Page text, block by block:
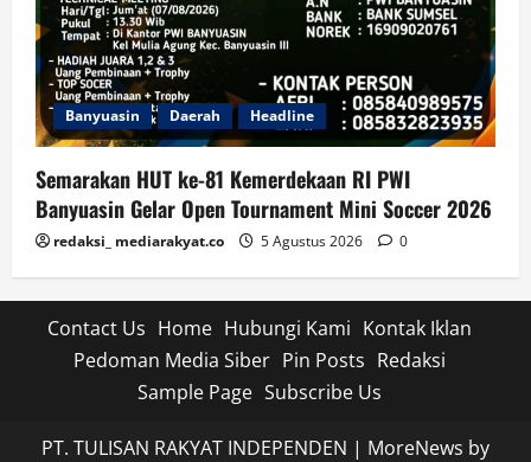
Banyuasin Daerah Headline
Semarakan HUT ke-81 Kemerdekaan RI PWI
Banyuasin Gelar Open Tournament Mini Soccer 2026
redaksi_ mediarakyat.co 5 Agustus 2026 0
Contact Us Home Hubungi Kami Kontak Iklan
Pedoman Media Siber Pin Posts Redaksi
Sample Page Subscribe Us
PT. TULISAN RAKYAT INDEPENDEN | MoreNews by